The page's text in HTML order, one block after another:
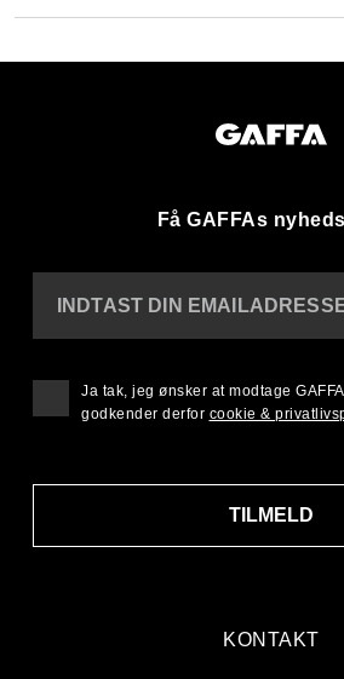
Få GAFFAs
KONTAKT
INDTAST DIN
TILMELD
Ja tak, jeg ønsker at modtage
godkender derfor cookie &